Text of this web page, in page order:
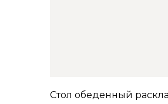
Стол обеденный